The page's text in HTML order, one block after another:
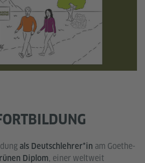
als Deutschlehrer*in am Goethe-
Diplom, einer weltweit